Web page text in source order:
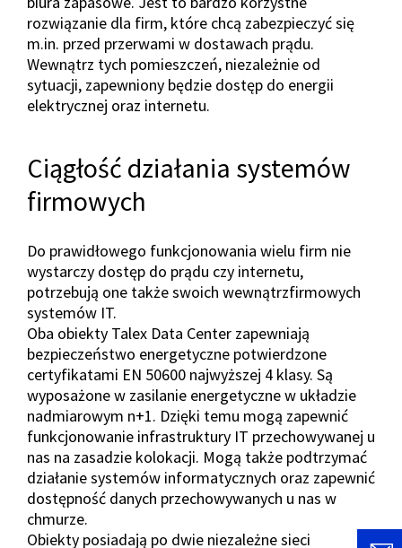
rozwiązanie dla firm, które chcą zabezpieczyć się
m.in. przed przerwami w dostawach prądu.
Wewnątrz tych pomieszczeń, niezależnie od
sytuacji, zapewniony będzie dostęp do energii
elektrycznej oraz internetu.
Ciągłość działania systemów
firmowych
Do prawidłowego funkcjonowania wielu firm nie
wystarczy dostęp do prądu czy internetu,
potrzebują one także swoich wewnątrzfirmowych
systemów IT.
Oba obiekty Talex Data Center zapewniają
bezpieczeństwo energetyczne potwierdzone
certyfikatami EN 50600 najwyższej 4 klasy. Są
wyposażone w zasilanie energetyczne w układzie
nadmiarowym n+1. Dzięki temu mogą zapewnić
funkcjonowanie infrastruktury IT przechowywanej u
nas na zasadzie kolokacji. Mogą także podtrzymać
działanie systemów informatycznych oraz zapewnić
dostępność danych przechowywanych u nas w
chmurze.
Obiekty posiadają po dwie niezależne sieci